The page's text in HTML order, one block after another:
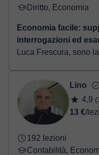
Diritto, Economia
Economia facile:
interrogazioni ed
Luca Frescura, sono
Lino
4,9
13 €/
192 lezioni
Contabilità,